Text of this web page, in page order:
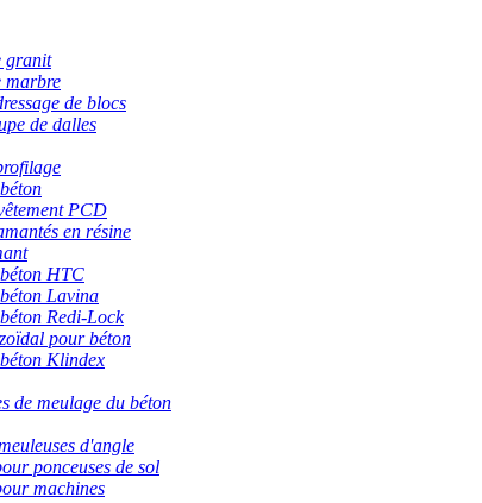
granit
marbre
de blocs
de dalles
PCD
en résine
HTC
Lavina
Redi-Lock
pour béton
Klindex
de meulage du béton
d'angle
ponceuses de sol
machines